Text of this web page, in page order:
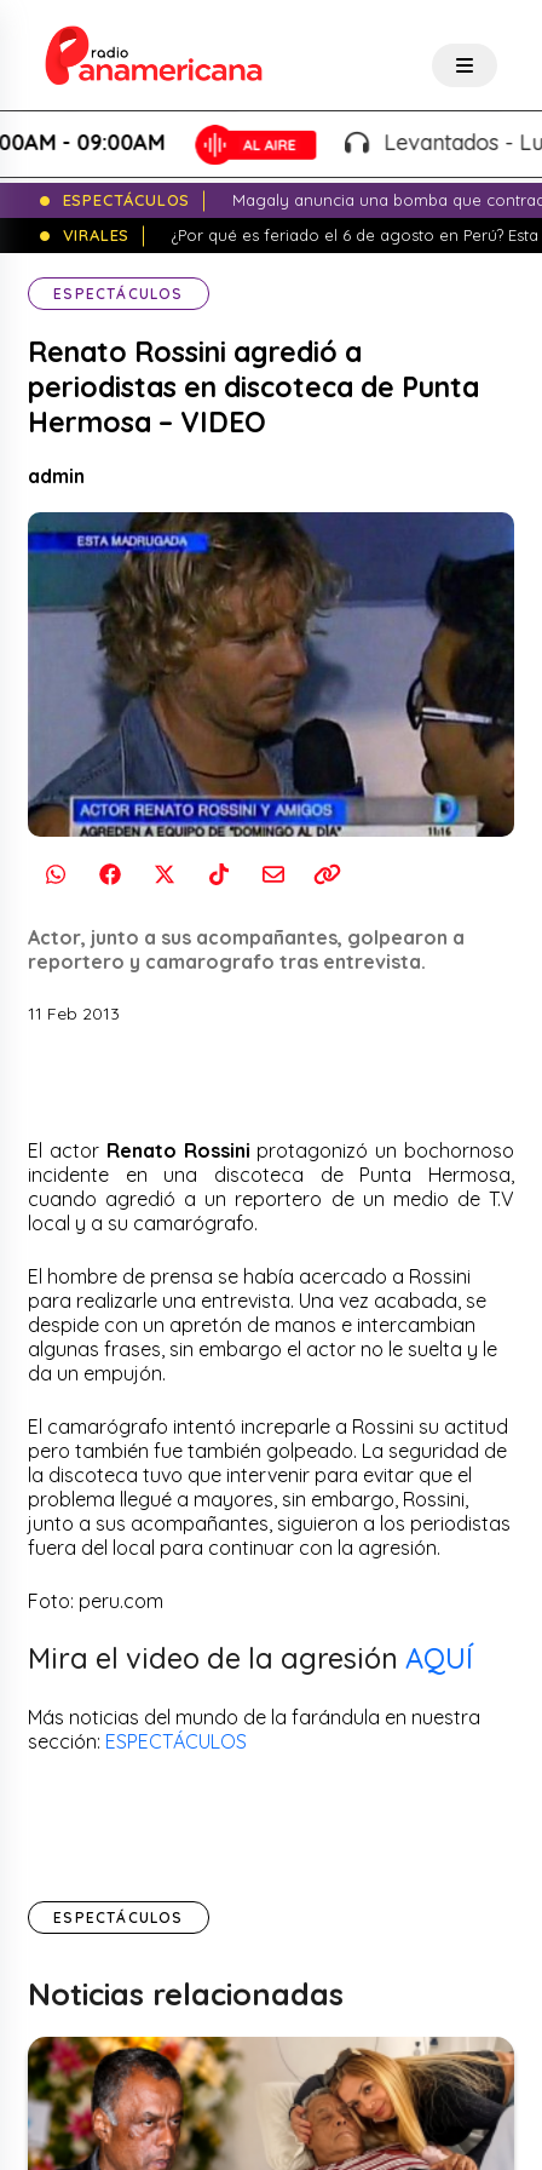
09:00AM Levantados - Luigui
ESPECTÁCULOS
Magaly anuncia una bomba que
VIRALES
¿Por qué es feriado el 6 de agosto en Perú?
ESPECTÁCULOS
Renato Rossini agredió a
periodistas en discoteca de Punta
Hermosa – VIDEO
admin
Actor, junto a sus acompañantes, golpearon a
reportero y camarografo tras entrevista.
11 Feb 2013
El actor Renato Rossini protagonizó un bochornoso
incidente en una discoteca de Punta Hermosa,
cuando agredió a un reportero de un medio de T.V
local y a su camarógrafo.
El hombre de prensa se había acercado a Rossini
para realizarle una entrevista. Una vez acabada, se
despide con un apretón de manos e intercambian
algunas frases, sin embargo el actor no le suelta y le
da un empujón.
El camarógrafo intentó increparle a Rossini su actitud
pero también fue también golpeado. La seguridad de
la discoteca tuvo que intervenir para evitar que el
problema llegué a mayores, sin embargo, Rossini,
junto a sus acompañantes, siguieron a los periodistas
fuera del local para continuar con la agresión.
Foto: peru.com
Mira el video de la agresiónAQUÍ
Más noticias del mundo de la farándula en nuestra
sección: ESPECTÁCULOS
ESPECTÁCULOS
Noticias relacionadas